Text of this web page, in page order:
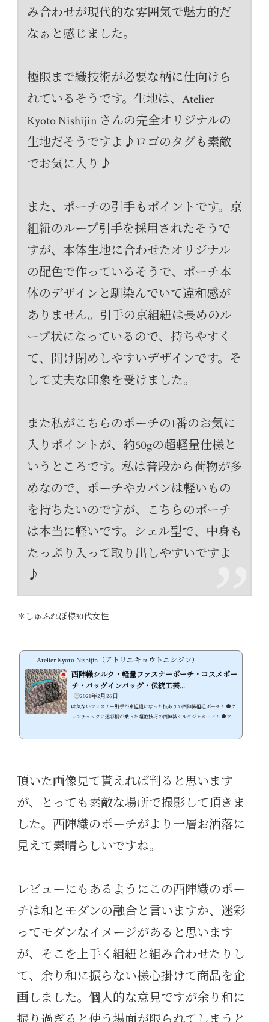
み合わせが現代的な雰囲気で魅力的だ
なぁと感じました。
極限まで織技術が必要な柄に仕向けら
れているそうです。生地は、Atelier
Kyoto Nishijin さんの完全オリジナルの
生地だそうですよ♪ロゴのタグも素敵
でお気に入り♪
また、ポーチの引手もポイントです。京
組紐のループ引手を採用されたそうで
すが、本体生地に合わせたオリジナル
の配色で作っているそうで、ポーチ本
体のデザインと馴染んでいて違和感が
ありません。引手の京組紐は長めのル
ープ状になっているので、持ちやすく
て、開け閉めしやすいデザインです。そ
して丈夫な印象を受けました。
また私がこちらのポーチの1番のお気に
入りポイントが、約50gの超軽量仕様と
いうところです。私は普段から荷物が多
めなので、ポーチやカバンは軽いもの
を持ちたいのですが、こちらのポーチ
は本当に軽いです。シェル型で、中身も
たっぷり入って取り出しやすいですよ
♪
＊しゅふれぽ様30代女性
Atelier Kyoto Nishijin（アトリエキョウトニシジン）
西陣織シルク・軽量ファスナーポーチ・コスメポー
チ・バッグインバッグ・伝統工芸...
2021年2月26日
味気ないファスナー引手が京組紐になった技ありの西陣織組紐ポーチ！ ●グ
レンチェックに迷彩柄が乗った超絶技巧の西陣織シルクジャカード！ ●ファ
身 ●約50ｇの超軽量仕様でバッグインバッグに最適！ ●国内の職人が手作業
頂いた画像見て貰えれば判ると思います
が、とっても素敵な場所で撮影して頂きま
した。西陣織のポーチがより一層お洒落に
見えて素晴らしいですね。
レビューにもあるようにこの西陣織のポー
チは和とモダンの融合と言いますか、迷彩
ってモダンなイメージがあると思います
が、そこを上手く組紐と組み合わせたりし
て、余り和に振らない様心掛けて商品を企
画しました。個人的な意見ですが余り和に